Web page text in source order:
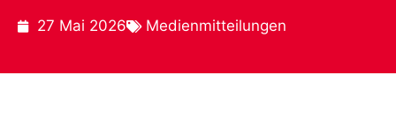
27 Mai 2026 Medienmitteilungen